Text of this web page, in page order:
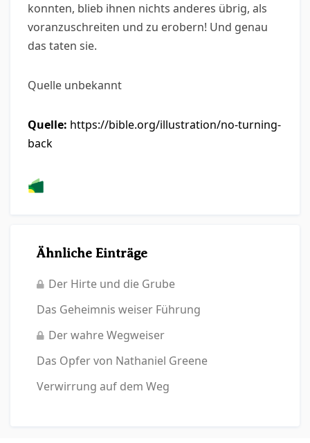
konnten, blieb ihnen nichts anderes übrig, als
voranzuschreiten und zu erobern! Und genau
das taten sie.
Quelle unbekannt
Quelle: https://bible.org/illustration/no-turning-
back
Ähnliche Einträge
Der Hirte und die Grube
Das Geheimnis weiser Führung
Der wahre Wegweiser
Das Opfer von Nathaniel Greene
Verwirrung auf dem Weg